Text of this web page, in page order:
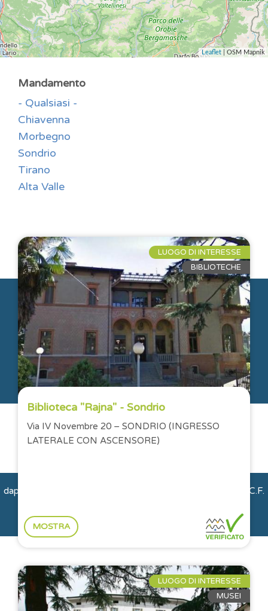
Leaflet | OSM Mapnik
Mandamento
- Qualsiasi -
Chiavenna
Morbegno
Sondrio
Tirano
Alta Valle
LUOGO DI INTERESSE
BIBLIOTECHE
Biblioteca "Rajna" - Sondrio
Via IV Novembre 20 – SONDRIO (INGRESSO
LATERALE CON ASCENSORE)
MOSTRA
LUOGO DI INTERESSE
MUSEI
info@dappertutto.org
Città e Paesi Montagna e natura
dappertutto OdV | via Gerone 2 | 23010 Albosaggia (So) | C.F.